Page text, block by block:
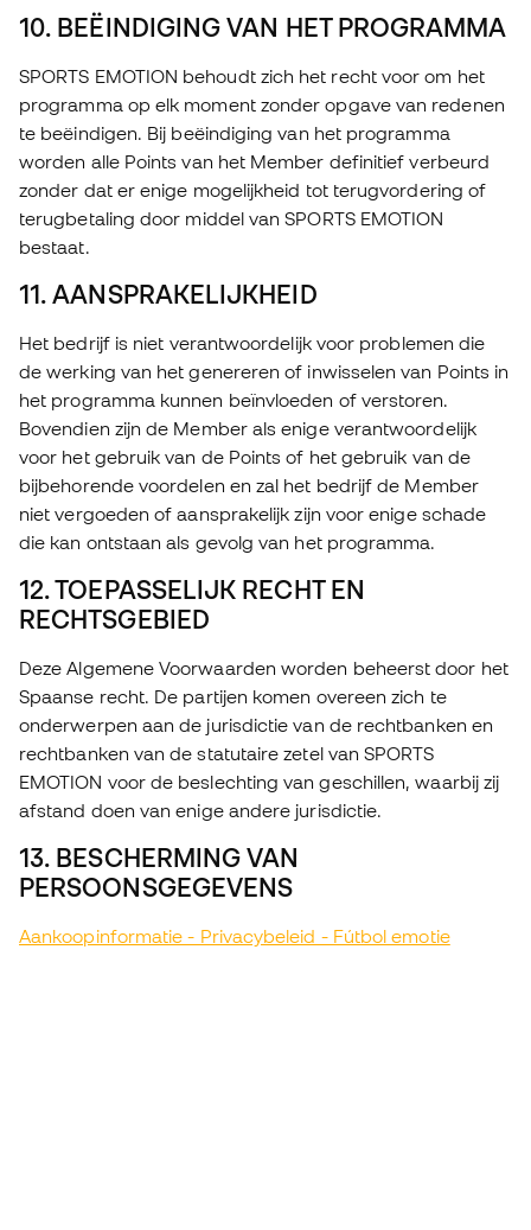
10. BEËINDIGING VAN HET PROGRAMMA
SPORTS EMOTION behoudt zich het recht voor om het
programma op elk moment zonder opgave van redenen
te beëindigen. Bij beëindiging van het programma
worden alle Points van het Member definitief verbeurd
zonder dat er enige mogelijkheid tot terugvordering of
terugbetaling door middel van SPORTS EMOTION
bestaat.
11. AANSPRAKELIJKHEID
Het bedrijf is niet verantwoordelijk voor problemen die
de werking van het genereren of inwisselen van Points in
het programma kunnen beïnvloeden of verstoren.
Bovendien zijn de Member als enige verantwoordelijk
voor het gebruik van de Points of het gebruik van de
bijbehorende voordelen en zal het bedrijf de Member
niet vergoeden of aansprakelijk zijn voor enige schade
die kan ontstaan als gevolg van het programma.
12. TOEPASSELIJK RECHT EN
RECHTSGEBIED
Deze Algemene Voorwaarden worden beheerst door het
Spaanse recht. De partijen komen overeen zich te
onderwerpen aan de jurisdictie van de rechtbanken en
rechtbanken van de statutaire zetel van SPORTS
EMOTION voor de beslechting van geschillen, waarbij zij
afstand doen van enige andere jurisdictie.
13. BESCHERMING VAN
PERSOONSGEGEVENS
Aankoopinformatie - Privacybeleid - Fútbol emotie